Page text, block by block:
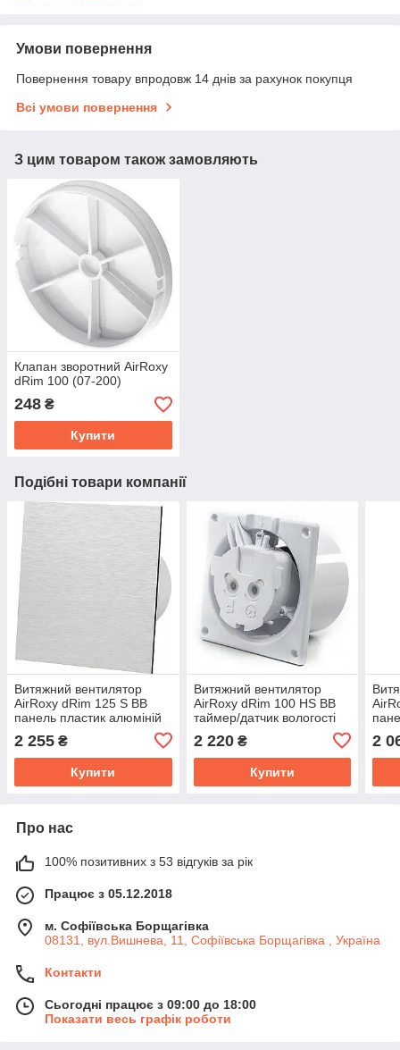
Умови повернення
Повернення товару впродовж 14 днів за рахунок покупця
Всі умови повернення
З цим товаром також замовляють
Клапан зворотний AirRoxy
dRim 100 (07-200)
248 ₴
Купити
Подібні товари компанії
Витяжний вентилятор
AirRoxy dRim 125 S BB
панель пластик алюміній
матовий 140м³/год 14Вт
2 255 ₴
Купити
Витяжний вентилятор
AirRoxy dRim 100 HS BB
таймер/датчик вологості
2 220₴
Купити
2
Про нас
100% позитивних з 53 відгуків за рік
Працює з 05.12.2018
м. Софіївська Борщагівка
08131, вул.Вишнева, 11, Софіївська Борщагівка , Україна
Контакти
Сьогодні працює з 09:00 до 18:00
Показати весь графік роботи